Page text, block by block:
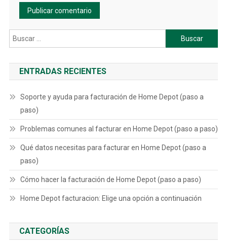
Buscar:
ENTRADAS RECIENTES
Soporte y ayuda para facturación de Home Depot (paso a
paso)
Problemas comunes al facturar en Home Depot (paso a paso)
Qué datos necesitas para facturar en Home Depot (paso a
paso)
Cómo hacer la facturación de Home Depot (paso a paso)
Home Depot facturacion: Elige una opción a continuación
CATEGORÍAS